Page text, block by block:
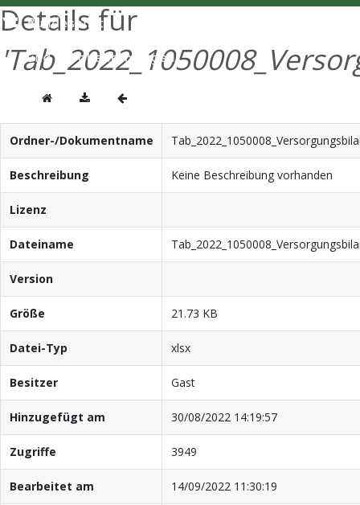
Details für
Ordner-/Dokumentname
Beschreibung Keine Beschreibung vorhanden
Lizenz
Dateiname
Version
Größe 21.73 KB
Datei-Typ xlsx
Besitzer Gast
Hinzugefügt am 30/08/2022 14:19:57
Zugriffe 3949
Bearbeitet am 14/09/2022 11:30:19